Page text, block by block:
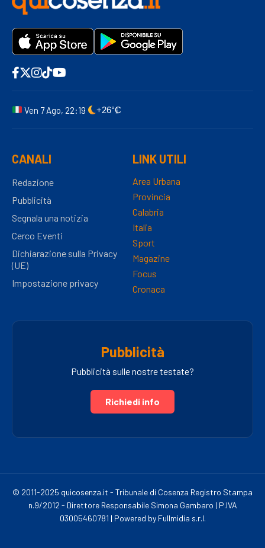
Ven 7 Ago, 22:19 +26°C
CANALI
Redazione
Pubblicità
Segnala una notizia
Cerco Eventi
Dichiarazione sulla Privacy
(UE)
Impostazione privacy
LINK UTILI
Area Urbana
Provincia
Calabria
Italia
Sport
Magazine
Focus
Cronaca
Pubblicità
Pubblicità sulle nostre testate?
Richiedi info
© 2011-2025 quicosenza.it - Tribunale di Cosenza Registro Stampa
n.9/2012 - Direttore Responsabile Simona Gambaro | P.IVA
03005460781 | Powered by Fullmidia s.r.l.